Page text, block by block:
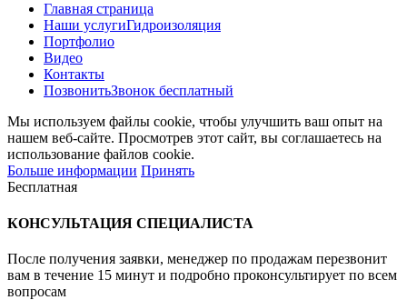
Главная страница
Наши услугиГидроизоляция
Портфолио
Видео
Контакты
ПозвонитьЗвонок бесплатный
Мы используем файлы cookie, чтобы улучшить ваш опыт на
нашем веб-сайте. Просмотрев этот сайт, вы соглашаетесь на
использование файлов cookie.
Больше информации Принять
Бесплатная
КОНСУЛЬТАЦИЯ СПЕЦИАЛИСТА
После получения заявки, менеджер по продажам перезвонит
вам в течение 15 минут и подробно проконсультирует по всем
вопросам